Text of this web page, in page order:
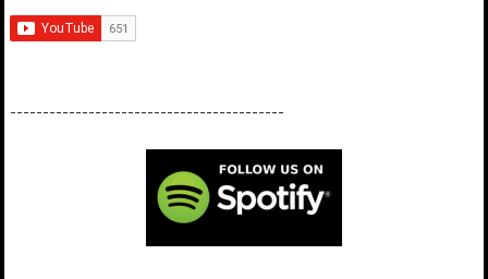
------------------------------------------